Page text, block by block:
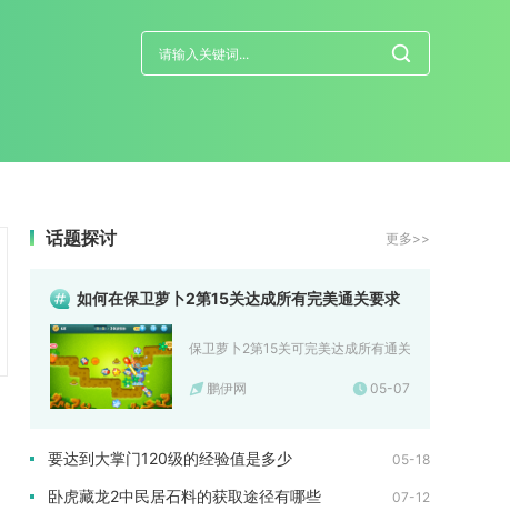
话题探讨 更多>>
如何在保卫萝卜2第15关达成所有完美通关要求
保卫萝卜2第15关可完美达成所有通关要求，获取金萝
鹏伊网 05-07
要达到大掌门120级的经验值是多少 05-18
卧虎藏龙2中民居石料的获取途径有哪些 07-12